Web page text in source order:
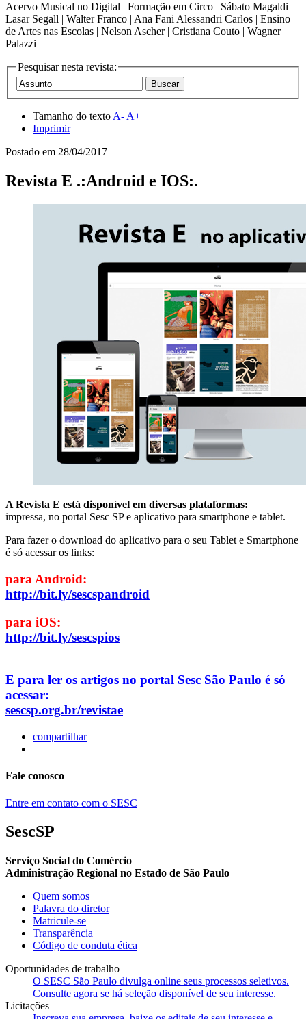
Acervo Musical no Digital | Formação em Circo | Sábato Magaldi |
Lasar Segall | Walter Franco | Ana Fani Alessandri Carlos | Ensino
de Artes nas Escolas | Nelson Ascher | Cristiana Couto | Wagner
Palazzi
Pesquisar nesta revista:
Tamanho do texto A- A+
Imprimir
Postado em 28/04/2017
Revista E .:Android e IOS:.
A Revista E está disponível em diversas plataformas:
impressa, no portal Sesc SP e aplicativo para smartphone e tablet.
Para fazer o download do aplicativo para o seu Tablet e Smartphone
é só acessar os links:
para Android:
http://bit.ly/sescspandroid
para iOS:
http://bit.ly/sescspios
E para ler os artigos no portal Sesc São Paulo é só
acessar:
sescsp.org.br/revistae
compartilhar
Fale conosco
Entre em contato com o SESC
SescSP
Serviço Social do Comércio
Administração Regional no Estado de São Paulo
Quem somos
Palavra do diretor
Matricule-se
Transparência
Código de conduta ética
Oportunidades de trabalho
O SESC São Paulo divulga online seus processos seletivos.
Consulte agora se há seleção disponível de seu interesse.
Licitações